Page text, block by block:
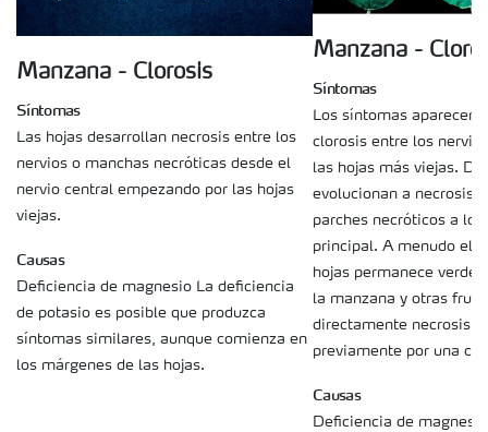
Manzana - Clorosis
Síntomas
Las hojas desarrollan necrosis entre los
nervios o manchas necróticas desde el
nervio central empezando por las hojas
viejas.
Causas
Deficiencia de magnesio La deficiencia
de potasio es posible que produzca
síntomas similares, aunque comienza en
los márgenes de las hojas.
Manzana -
Síntomas
Los síntomas aparecen
clorosis entre los
las hojas más viejas.
evolucionan a necrosis
parches necróticos a lo
principal. A menudo el
hojas permanece verde.
la manzana y otras
directamente necrosis
previamente por una
Causas
Deficiencia de